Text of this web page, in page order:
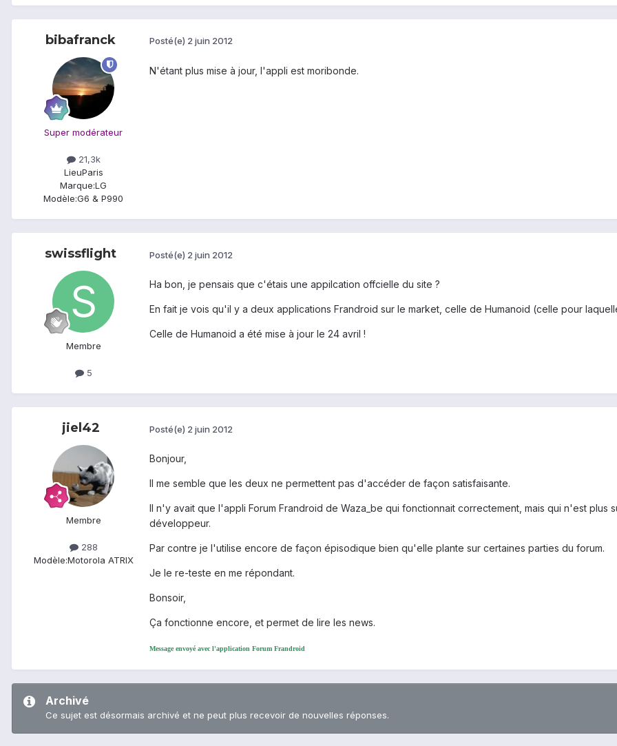
bibafranck
Super modérateur
21,3k
LieuParis
Marque:LG
Modèle:G6 & P990
Posté(e) 2 juin 2012
N'étant plus mise à jour, l'appli est moribonde.
swissflight
Membre
5
Posté(e) 2 juin 2012
Ha bon, je pensais que c'étais une appilcation offcielle du site ?
En fait je vois qu'il y a deux applications Frandroid sur le market, celle de Humanoid (celle pour
Celle de Humanoid a été mise à jour le 24 avril !
jiel42
Membre
288
Modèle:Motorola ATRIX
Posté(e) 2 juin 2012
Bonjour,
Il me semble que les deux ne permettent pas d'accéder de façon satisfaisante.
Il n'y avait que l'appli Forum Frandroid de Waza_be qui fonctionnait correctement, mais qui n'est plus
développeur.
Par contre je l'utilise encore de façon épisodique bien qu'elle plante sur certaines parties du forum.
Je le re-teste en me répondant.
Bonsoir,
Ça fonctionne encore, et permet de lire les news.
Message envoyé avec l'application Forum Frandroid
Archivé
Ce sujet est désormais archivé et ne peut plus recevoir de nouvelles réponses.